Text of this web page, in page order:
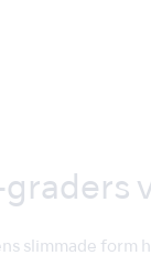
slimmade